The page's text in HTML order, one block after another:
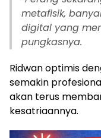
metafisik,
digital yang
pungkasnya.
Ridwan optimis
semakin
akan terus
kesatriaannya.